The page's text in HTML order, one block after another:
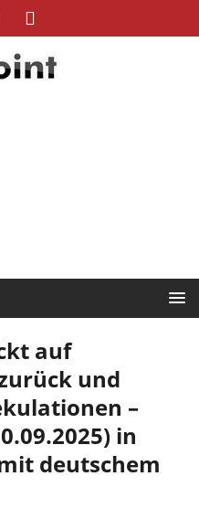
auf
und
–
in
deutschem